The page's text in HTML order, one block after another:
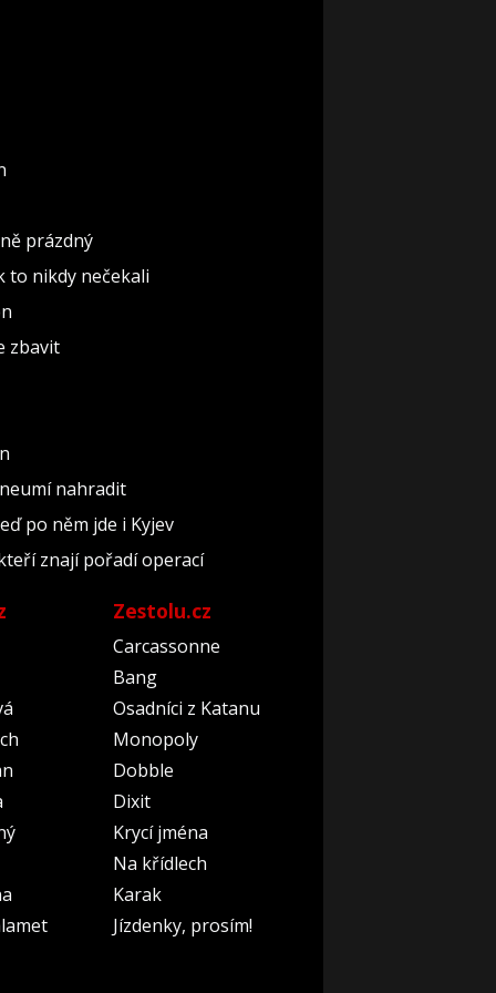
prázdný
to nikdy nečekali
zbavit
nahradit
po něm jde i Kyjev
znají pořadí operací
Zestolu.cz
Carcassonne
Bang
Osadníci z Katanu
Monopoly
Dobble
Dixit
Krycí jména
Na křídlech
Karak
Jízdenky, prosím!